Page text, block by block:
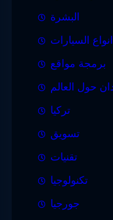
البشرة
انواع السيارات
برمجة مواقع
حول العالم
تركيا
تسويق
تقنيات
تكنولوجيا
جورجيا